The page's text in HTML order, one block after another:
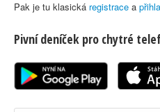
Registrace
Pak je tu klasická registrace a
Pivní deníček pro chytré